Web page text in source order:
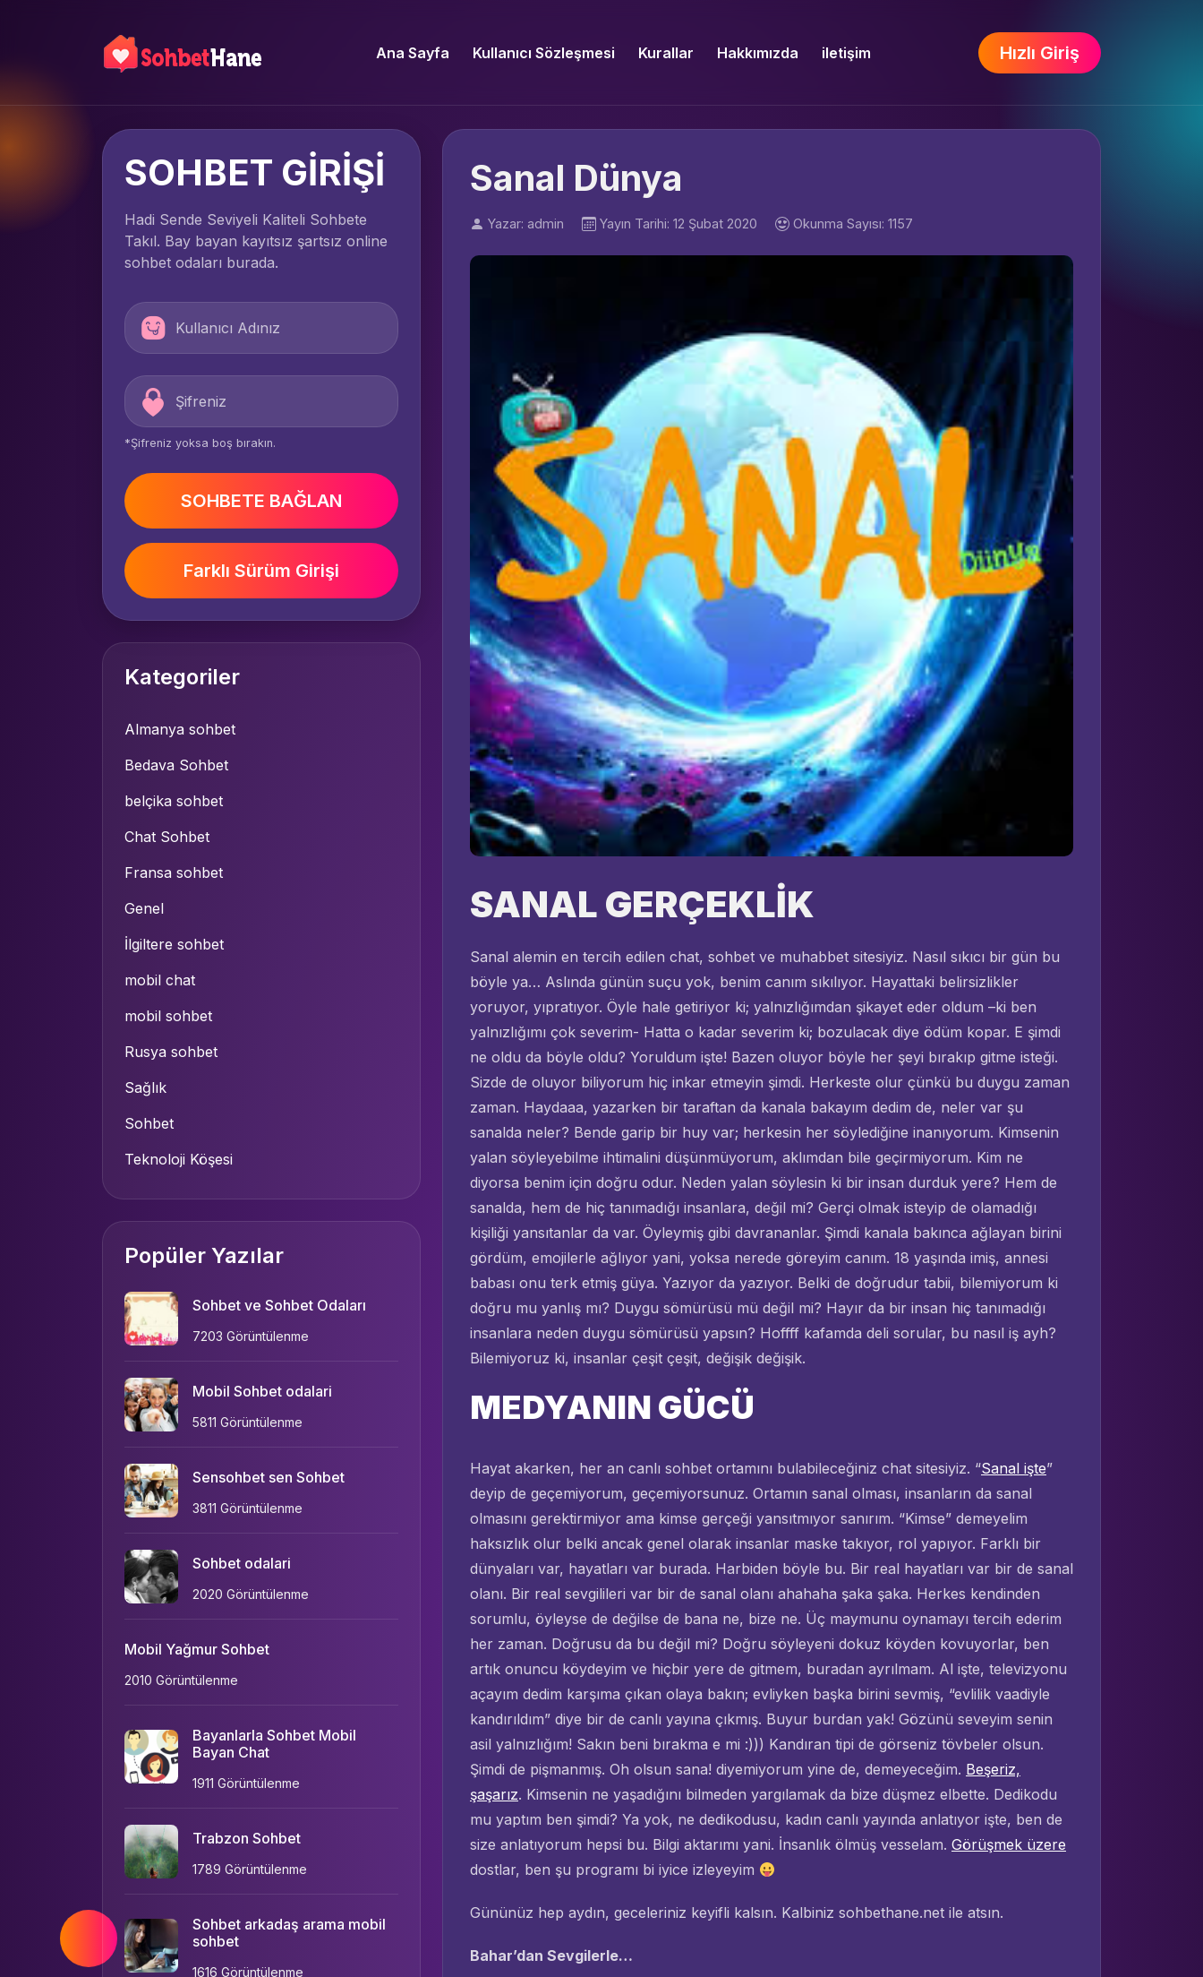
Ana Sayfa Kullanıcı Sözleşmesi Kurallar Hakkımızda iletişim Hızlı Giriş
Sanal Dünya
Yazar: admin Yayın Tarihi: 12 Şubat 2020 Okunma Sayısı: 1157
SANAL GERÇEKLİK
Sanal alemin en tercih edilen chat, sohbet ve muhabbet sitesiyiz. Nasıl sıkıcı bir gün bu
böyle ya… Aslında günün suçu yok, benim canım sıkılıyor. Hayattaki belirsizlikler
yoruyor, yıpratıyor. Öyle hale getiriyor ki; yalnızlığımdan şikayet eder oldum –ki ben
yalnızlığımı çok severim- Hatta o kadar severim ki; bozulacak diye ödüm kopar. E şimdi
ne oldu da böyle oldu? Yoruldum işte! Bazen oluyor böyle her şeyi bırakıp gitme isteği.
Sizde de oluyor biliyorum hiç inkar etmeyin şimdi. Herkeste olur çünkü bu duygu zaman
zaman. Haydaaa, yazarken bir taraftan da kanala bakayım dedim de, neler var şu
sanalda neler? Bende garip bir huy var; herkesin her söylediğine inanıyorum. Kimsenin
yalan söyleyebilme ihtimalini düşünmüyorum, aklımdan bile geçirmiyorum. Kim ne
diyorsa benim için doğru odur. Neden yalan söylesin ki bir insan durduk yere? Hem de
sanalda, hem de hiç tanımadığı insanlara, değil mi? Gerçi olmak isteyip de olamadığı
kişiliği yansıtanlar da var. Öyleymiş gibi davrananlar. Şimdi kanala bakınca ağlayan birini
gördüm, emojilerle ağlıyor yani, yoksa nerede göreyim canım. 18 yaşında imiş, annesi
babası onu terk etmiş güya. Yazıyor da yazıyor. Belki de doğrudur tabii, bilemiyorum ki
doğru mu yanlış mı? Duygu sömürüsü mü değil mi? Hayır da bir insan hiç tanımadığı
insanlara neden duygu sömürüsü yapsın? Hoffff kafamda deli sorular, bu nasıl iş ayh?
Bilemiyoruz ki, insanlar çeşit çeşit, değişik değişik.
MEDYANIN GÜCÜ
Hayat akarken, her an canlı sohbet ortamını bulabileceğiniz chat sitesiyiz. “Sanal işte”
deyip de geçemiyorum, geçemiyorsunuz. Ortamın sanal olması, insanların da sanal
olmasını gerektirmiyor ama kimse gerçeği yansıtmıyor sanırım. “Kimse” demeyelim
haksızlık olur belki ancak genel olarak insanlar maske takıyor, rol yapıyor. Farklı bir
dünyaları var, hayatları var burada. Harbiden böyle bu. Bir real hayatları var bir de sanal
olanı. Bir real sevgilileri var bir de sanal olanı ahahaha şaka şaka. Herkes kendinden
sorumlu, öyleyse de değilse de bana ne, bize ne. Üç maymunu oynamayı tercih ederim
her zaman. Doğrusu da bu değil mi? Doğru söyleyeni dokuz köyden kovuyorlar, ben
artık onuncu köydeyim ve hiçbir yere de gitmem, buradan ayrılmam. Al işte, televizyonu
açayım dedim karşıma çıkan olaya bakın; evliyken başka birini sevmiş, “evlilik vaadiyle
kandırıldım” diye bir de canlı yayına çıkmış. Buyur burdan yak! Gözünü seveyim senin
asil yalnızlığım! Sakın beni bırakma e mi :))) Kandıran tipi de görseniz tövbeler olsun.
Şimdi de pişmanmış. Oh olsun sana! diyemiyorum yine de, demeyeceğim. Beşeriz,
şaşarız. Kimsenin ne yaşadığını bilmeden yargılamak da bize düşmez elbette. Dedikodu
mu yaptım ben şimdi? Ya yok, ne dedikodusu, kadın canlı yayında anlatıyor işte, ben de
size anlatıyorum hepsi bu. Bilgi aktarımı yani. İnsanlık ölmüş vesselam. Görüşmek üzere
dostlar, ben şu programı bi iyice izleyeyim
Gününüz hep aydın, geceleriniz keyifli kalsın. Kalbiniz sohbethane.net ile atsın.
Bahar’dan Sevgilerle…
SOHBET GİRİŞİ
Hadi Sende Seviyeli Kaliteli Sohbete
Takıl. Bay bayan kayıtsız şartsız online
sohbet odaları burada.
*Şifreniz yoksa boş bırakın.
SOHBETE BAĞLAN
Farklı Sürüm Girişi
Kategoriler
Almanya sohbet
Bedava Sohbet
belçika sohbet
Chat Sohbet
Fransa sohbet
Genel
İlgiltere sohbet
mobil chat
mobil sohbet
Rusya sohbet
Sağlık
Sohbet
Teknoloji Köşesi
Popüler Yazılar
Sohbet ve Sohbet Odaları
7203 Görüntülenme
Mobil Sohbet odalari
5811 Görüntülenme
Sensohbet sen Sohbet
3811 Görüntülenme
Sohbet odalari
2020 Görüntülenme
Mobil Yağmur Sohbet
2010 Görüntülenme
Bayanlarla Sohbet Mobil
Bayan Chat
1911 Görüntülenme
Trabzon Sohbet
1789 Görüntülenme
Sohbet arkadaş arama mobil
sohbet
1616 Görüntülenme